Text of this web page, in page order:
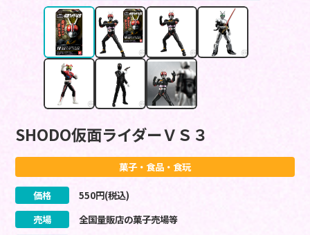
SHODO仮面ライダーＶＳ３
菓子・食品・食玩
価格 550円(税込)
売場
全国量販店の菓子売場等